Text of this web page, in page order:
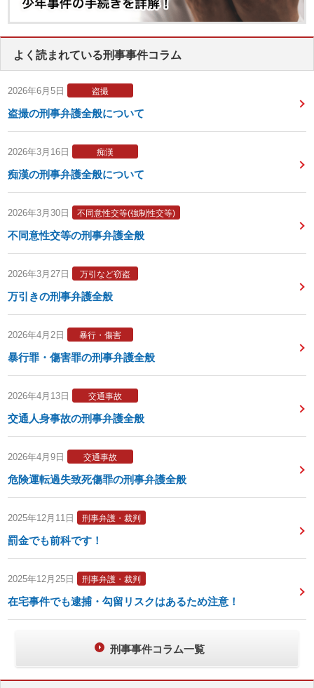
よく読まれている刑事事件コラム
2026年6月5日 盗撮
盗撮の刑事弁護全般について
2026年3月16日 痴漢
痴漢の刑事弁護全般について
2026年3月30日 不同意性交等(強制性交等)
不同意性交等の刑事弁護全般
2026年3月27日 万引など窃盗
万引きの刑事弁護全般
2026年4月2日 暴行・傷害
暴行罪・傷害罪の刑事弁護全般
2026年4月13日 交通事故
交通人身事故の刑事弁護全般
2026年4月9日 交通事故
危険運転過失致死傷罪の刑事弁護全般
2025年12月11日 刑事弁護・裁判
罰金でも前科です！
2025年12月25日 刑事弁護・裁判
在宅事件でも逮捕・勾留リスクはあるため注意！
刑事事件コラム一覧